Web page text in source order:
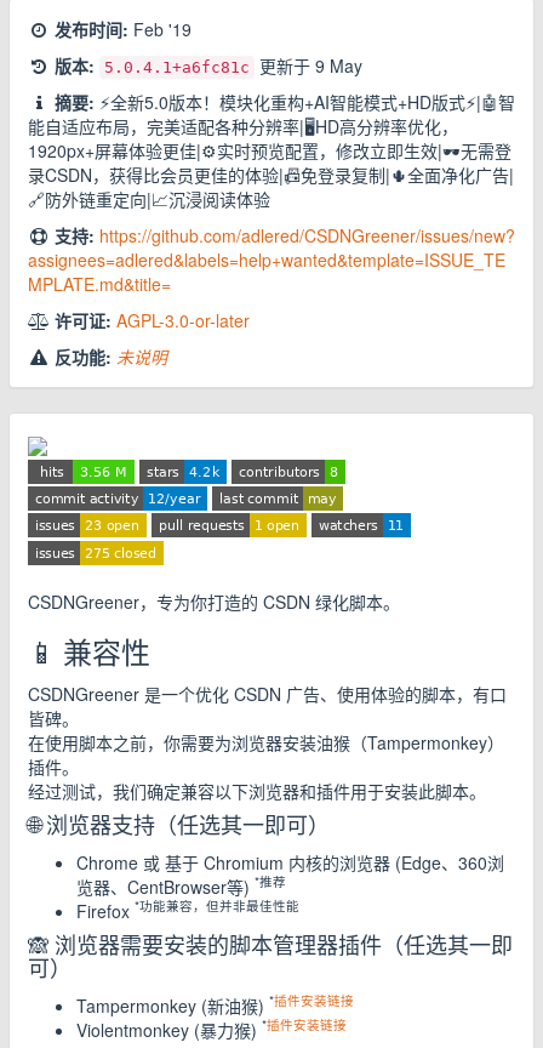
发布时间: Feb '19
版本:
5.0.4.1+a6fc81c 更新于 9 May
摘要: ⚡️全新5.0版本！模块化重构+AI智能模式+HD版式⚡️|🤖智
能自适应布局，完美适配各种分辨率|🖥HD高分辨率优化，
1920px+屏幕体验更佳|⚙️实时预览配置，修改立即生效|🕶无需登
录CSDN，获得比会员更佳的体验|📠免登录复制|🌵全面净化广告|
🔗防外链重定向|📈沉浸阅读体验
支持: https://github.com/adlered/CSDNGreener/issues/new?
assignees=adlered&labels=help+wanted&template=ISSUE_TE
MPLATE.md&title=
许可证: AGPL-3.0-or-later
反功能: 未说明
CSDNGreener，专为你打造的 CSDN 绿化脚本。
📱 兼容性
CSDNGreener 是一个优化 CSDN 广告、使用体验的脚本，有口
皆碑。
在使用脚本之前，你需要为浏览器安装油猴（Tampermonkey）
插件。
经过测试，我们确定兼容以下浏览器和插件用于安装此脚本。
🌐 浏览器支持（任选其一即可）
Chrome 或 基于 Chromium 内核的浏览器 (Edge、360浏
览器、CentBrowser等) *推荐
Firefox *功能兼容，但并非最佳性能
🙈 浏览器需要安装的脚本管理器插件（任选其一即
可）
Tampermonkey (新油猴) *插件安装链接
Violentmonkey (暴力猴) *插件安装链接